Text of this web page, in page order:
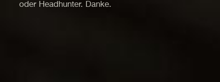
oder Headhunter. Danke.